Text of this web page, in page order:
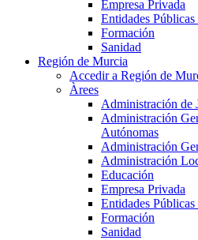
Empresa Privada
Entidades Públicas
Formación
Sanidad
Región de Murcia
Accedir a Región de
Àrees
Administración de
Administración
Autónomas
Administración
Administración
Educación
Empresa Privada
Entidades Públicas
Formación
Sanidad